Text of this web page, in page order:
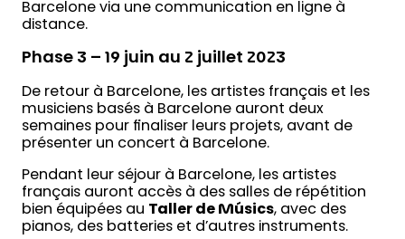
Barcelone via une communication en ligne à
distance.
Phase 3 – 19 juin au 2 juillet 2023
De retour à Barcelone, les artistes français et les
musiciens basés à Barcelone auront deux
semaines pour finaliser leurs projets, avant de
présenter un concert à Barcelone.
Pendant leur séjour à Barcelone, les artistes
français auront accès à des salles de répétition
bien équipées au Taller de Músics, avec des
pianos, des batteries et d’autres instruments.